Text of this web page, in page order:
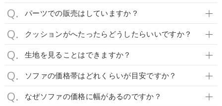
パーツでの販売はしていますか？
クッションがへたったらどうしたらいいですか？
生地を見ることはできますか？
ソファの価格帯はどれくらいが目安ですか？
なぜソファの価格に幅があるのですか？